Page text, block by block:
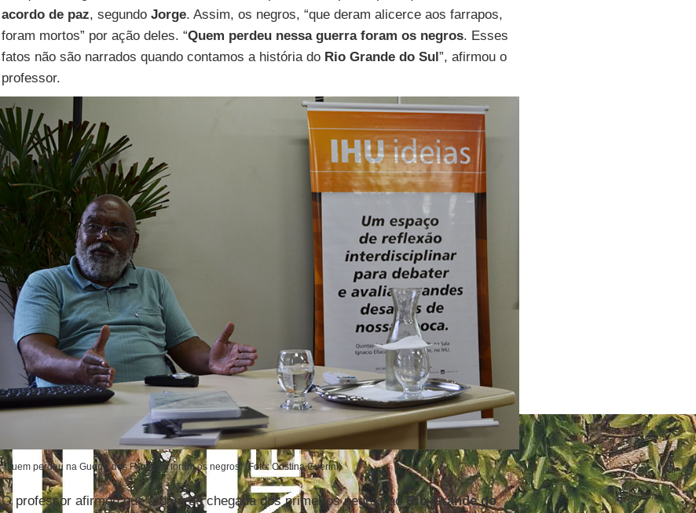
acordo de paz, segundo Jorge. Assim, os negros, “que deram alicerce aos farrapos,
foram mortos” por ação deles. “Quem perdeu nessa guerra foram os negros. Esses
fatos não são narrados quando contamos a história do Rio Grande do Sul”, afirmou o
professor.
"Quem perdeu na Guerra dos Farrapos foram os negros" (Foto: Cristina Guerini)
O professor afirmou que a data de chegada dos primeiros negros aoRio Grande do